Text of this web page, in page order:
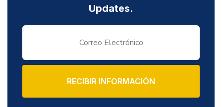
Updates.
RECIBIR INFORMACIÓN